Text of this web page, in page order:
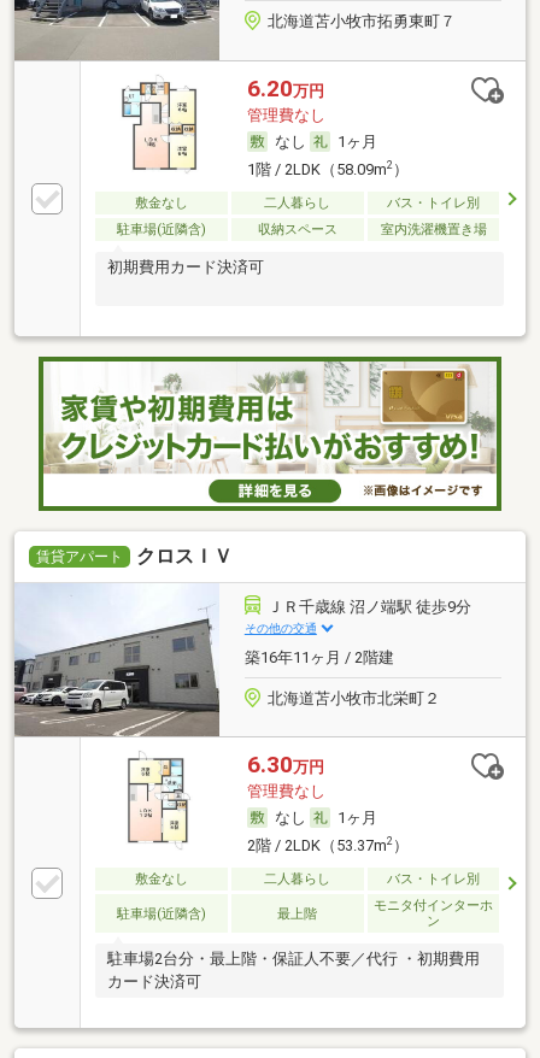
北海道苫小牧市拓勇東町７
6.20万円
管理費なし
なし
1ヶ月
1階 / 2LDK（58.09m2）
敷金なし 二人暮らし
バス・トイレ別
駐車場(近隣含)
収納スペース 室内洗濯機置き場
初期費用カード決済可
賃貸アパート クロスＩＶ
ＪＲ千歳線 沼ノ端駅 徒歩9分
その他の交通
築16年11ヶ月 / 2階建
北海道苫小牧市北栄町２
6.30万円
管理費なし
なし
1ヶ月
2階 / 2LDK（53.37m2）
敷金なし 二人暮らし バス・トイレ別
駐車場(近隣含) 最上階
モニタ付インターホ
ン
駐車場2台分・最上階・保証人不要／代行 ・初期費用
カード決済可